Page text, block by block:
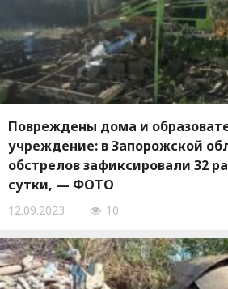
Повреждены дома и
учреждение: в Запорожской
обстрелов зафиксировали 32
сутки, — ФОТО
12.09.2023 10